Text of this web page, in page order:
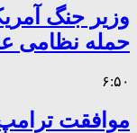
وزیر جنگ
حمله نظامی
۶:۵۰
موافقت ترامپ